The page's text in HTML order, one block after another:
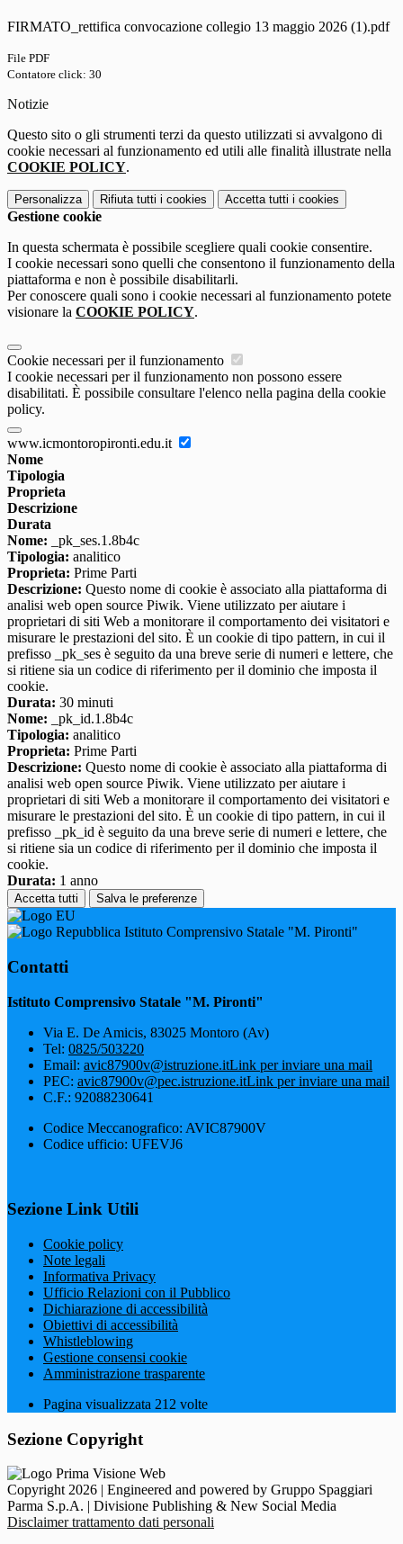
FIRMATO_rettifica convocazione collegio 13 maggio 2026 (1).pdf
File PDF
Contatore click: 30
Notizie
Questo sito o gli strumenti terzi da questo utilizzati si avvalgono di
cookie necessari al funzionamento ed utili alle finalità illustrate nella
COOKIE POLICY.
Personalizza Rifiuta tutti i cookies Accetta tutti i cookies
Gestione cookie
In questa schermata è possibile scegliere quali cookie consentire.
I cookie necessari sono quelli che consentono il funzionamento della
piattaforma e non è possibile disabilitarli.
Per conoscere quali sono i cookie necessari al funzionamento potete
visionare la COOKIE POLICY.
Cookie necessari per il funzionamento
I cookie necessari per il funzionamento non possono essere
disabilitati. È possibile consultare l'elenco nella pagina della cookie
policy.
www.icmontoropironti.edu.it
Nome
Tipologia
Proprieta
Descrizione
Durata
Nome: _pk_ses.1.8b4c
Tipologia: analitico
Proprieta: Prime Parti
Descrizione: Questo nome di cookie è associato alla piattaforma di
analisi web open source Piwik. Viene utilizzato per aiutare i
proprietari di siti Web a monitorare il comportamento dei visitatori e
misurare le prestazioni del sito. È un cookie di tipo pattern, in cui il
prefisso _pk_ses è seguito da una breve serie di numeri e lettere, che
si ritiene sia un codice di riferimento per il dominio che imposta il
cookie.
Durata: 30 minuti
Nome: _pk_id.1.8b4c
Tipologia: analitico
Proprieta: Prime Parti
Descrizione: Questo nome di cookie è associato alla piattaforma di
analisi web open source Piwik. Viene utilizzato per aiutare i
proprietari di siti Web a monitorare il comportamento dei visitatori e
misurare le prestazioni del sito. È un cookie di tipo pattern, in cui il
prefisso _pk_id è seguito da una breve serie di numeri e lettere, che
si ritiene sia un codice di riferimento per il dominio che imposta il
cookie.
Durata: 1 anno
Accetta tutti Salva le preferenze
Istituto Comprensivo Statale "M. Pironti"
Contatti
Istituto Comprensivo Statale "M. Pironti"
Via E. De Amicis, 83025 Montoro (Av)
Tel: 0825/503220
Email: avic87900v@istruzione.itLink per inviare una mail
PEC: avic87900v@pec.istruzione.itLink per inviare una mail
C.F.: 92088230641
Codice Meccanografico: AVIC87900V
Codice ufficio: UFEVJ6
Sezione Link Utili
Cookie policy
Note legali
Informativa Privacy
Ufficio Relazioni con il Pubblico
Dichiarazione di accessibilità
Obiettivi di accessibilità
Whistleblowing
Gestione consensi cookie
Amministrazione trasparente
Pagina visualizzata 212 volte
Sezione Copyright
Copyright 2026 | Engineered and powered by Gruppo Spaggiari
Parma S.p.A. | Divisione Publishing & New Social Media
Disclaimer trattamento dati personali